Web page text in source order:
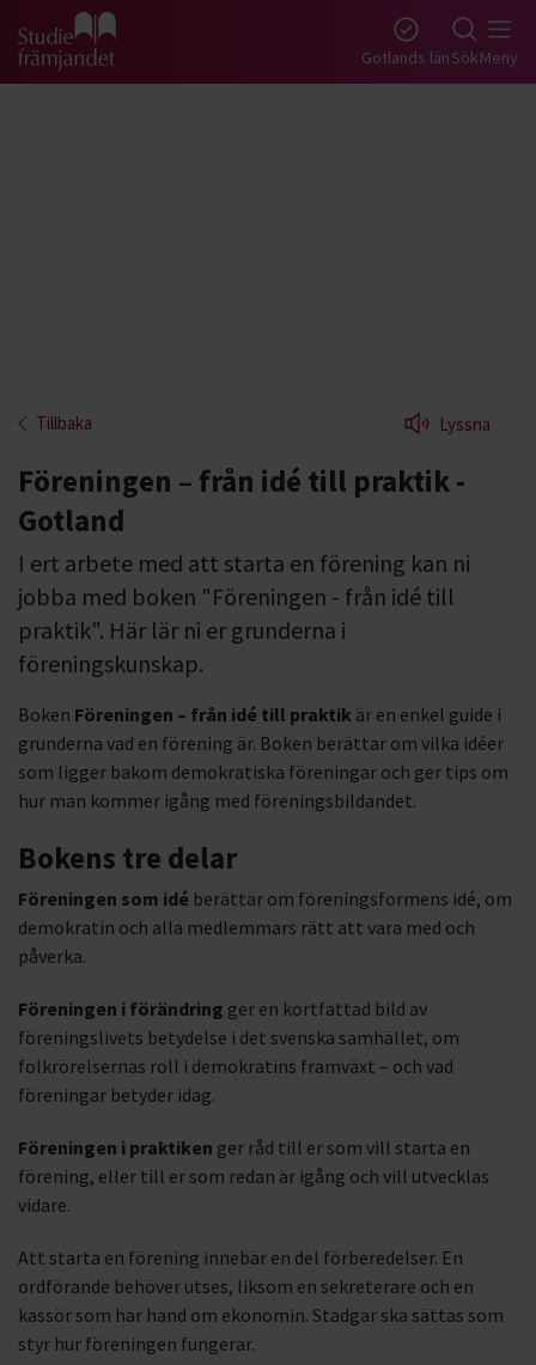
Gå till studiefrämjandets startsida Gotlands länSökMeny
Tillbaka Lyssna
Föreningen – från idé till praktik -
Gotland
I ert arbete med att starta en förening kan ni
jobba med boken "Föreningen - från idé till
praktik". Här lär ni er grunderna i
föreningskunskap.
Boken Föreningen – från idé till praktik är en enkel guide i
grunderna vad en förening är. Boken berättar om vilka idéer
som ligger bakom demokratiska föreningar och ger tips om
hur man kommer igång med föreningsbildandet.
Bokens tre delar
Föreningen som idé berättar om föreningsformens idé, om
demokratin och alla medlemmars rätt att vara med och
påverka.
Föreningen i förändring ger en kortfattad bild av
föreningslivets betydelse i det svenska samhället, om
folkrörelsernas roll i demokratins framväxt – och vad
föreningar betyder idag.
Föreningen i praktiken ger råd till er som vill starta en
förening, eller till er som redan är igång och vill utvecklas
vidare.
Att starta en förening innebär en del förberedelser. En
ordförande behöver utses, liksom en sekreterare och en
kassör som har hand om ekonomin. Stadgar ska sättas som
styr hur föreningen fungerar.